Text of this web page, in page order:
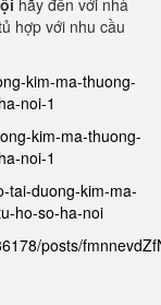
hãy đến với nhà
hợp với nhu cầu
kim-ma-thuong-
noi-1
kim-ma-thuong-
noi-1
tai-duong-kim-ma-
ho-so-ha-noi
posts/